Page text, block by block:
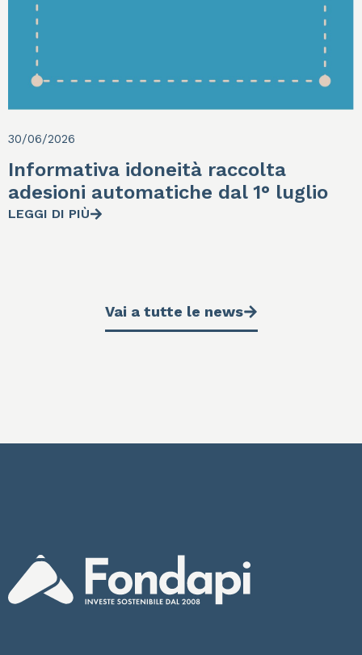
30/06/2026
Informativa idoneità raccolta
adesioni automatiche dal 1° luglio
LEGGI DI PIÙ
Vai a tutte le news